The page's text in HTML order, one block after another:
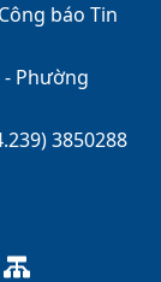
báo Tin
Phường
3850288